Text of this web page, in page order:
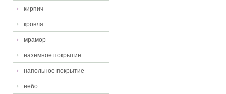
кирпич
кровля
мрамор
наземное покрытие
напольное покрытие
небо